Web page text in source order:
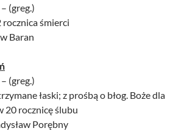
(greg.)
rocznica śmierci
Baran
(greg.)
łaski; z prośbą o błog. Boże dla
20 rocznicę ślubu
Porębny